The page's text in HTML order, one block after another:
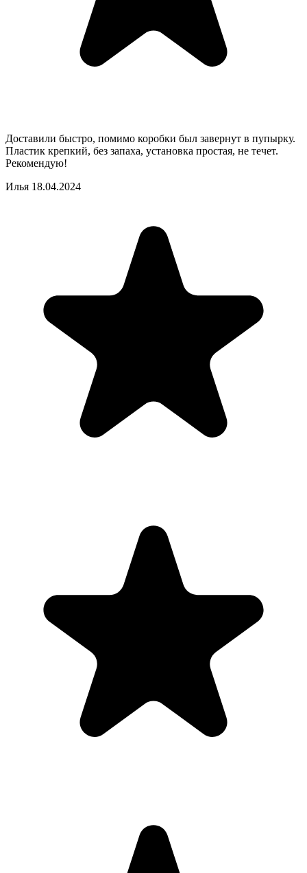
Доставили быстро, помимо коробки был завернут в пупырку.
Пластик крепкий, без запаха, установка простая, не течет.
Рекомендую!
Илья 18.04.2024